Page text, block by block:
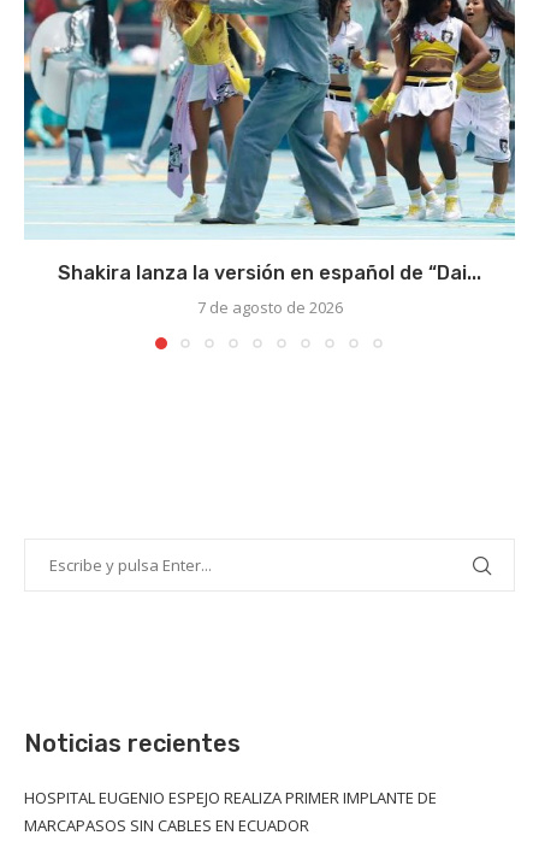
Shakira lanza la versión en español de “Dai...
7 de agosto de 2026
Noticias recientes
HOSPITAL EUGENIO ESPEJO REALIZA PRIMER IMPLANTE DE
MARCAPASOS SIN CABLES EN ECUADOR